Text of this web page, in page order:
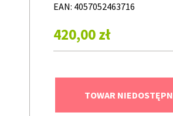
EAN: 4057052463716
420,00 zł
TOWAR